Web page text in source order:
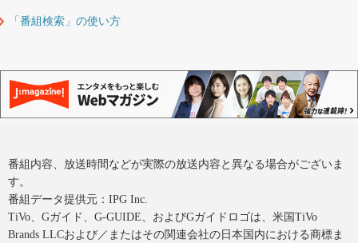
「番組検索」の使い方
番組内容、放送時間などが実際の放送内容と異なる場合がございま
す。
番組データ提供元：IPG Inc.
TiVo、Gガイド、G-GUIDE、およびGガイドロゴは、米国TiVo
Brands LLCおよび／またはその関連会社の日本国内における商標ま